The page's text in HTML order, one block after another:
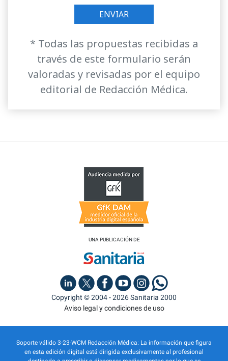
* Todas las propuestas recibidas a
través de este formulario serán
valoradas y revisadas por el equipo
editorial de Redacción Médica.
UNA PUBLICACIÓN DE
Copyright © 2004 - 2026 Sanitaria 2000
Aviso legal y condiciones de uso
Soporte válido 3-23-WCM Redacción Médica: La información que figura
en esta edición digital está dirigida exclusivamente al profesional